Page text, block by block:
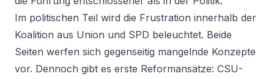
Im politischen Teil wird die Frustration innerhalb der
Koalition aus Union und SPD beleuchtet. Beide
Seiten werfen sich gegenseitig mangelnde Konzepte
vor. Dennoch gibt es erste Reformansätze: CSU-